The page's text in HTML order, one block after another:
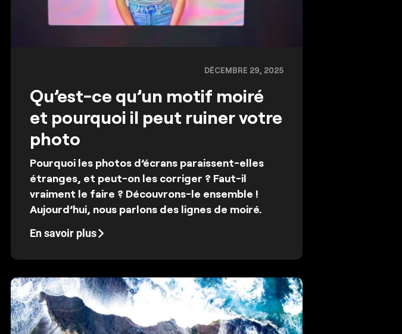
DÉCEMBRE 29, 2025
Qu’est-ce qu’un motif moiré
et pourquoi il peut ruiner votre
photo
Pourquoi les photos d’écrans paraissent-elles
étranges, et peut-on les corriger ? Faut-il
vraiment le faire ? Découvrons-le ensemble !
Aujourd’hui, nous parlons des lignes de moiré.
En savoir plus